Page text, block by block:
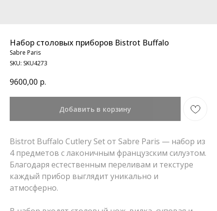
Набор столовых приборов Bistrot Buffalo
Sabre Paris
SKU: SKU4273
9600,00 р.
Добавить в корзину
Bistrot Buffalo Cutlery Set от Sabre Paris — набор из
4 предметов с лаконичным французским силуэтом.
Благодаря естественным переливам и текстуре
каждый прибор выглядит уникально и
атмосферно.